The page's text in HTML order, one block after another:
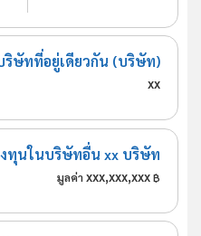
ษัทที่อยู่เดียวกัน (บริษัท)
xx
ทุนในบริษัทอื่น xx บริษัท
มูลค่า xxx,xxx,xxx ฿